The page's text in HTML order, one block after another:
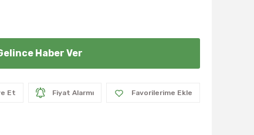
Haber Ver
Et Fiyat Alarmı